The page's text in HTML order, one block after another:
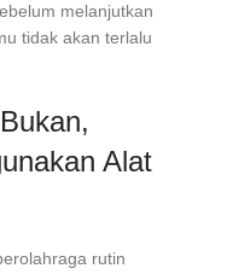
melanjutkan
tidak akan terlalu
Alat
rutin